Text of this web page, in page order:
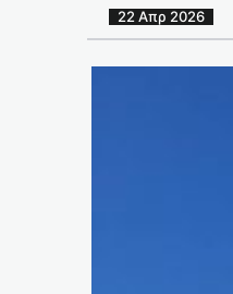
22 Απρ 2026